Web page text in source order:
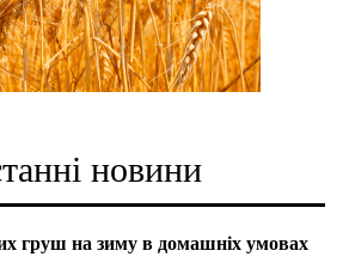
новини
груш на зиму в домашніх умовах